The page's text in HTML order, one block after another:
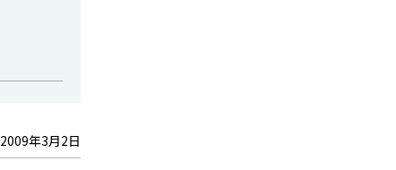
2009年3月2日